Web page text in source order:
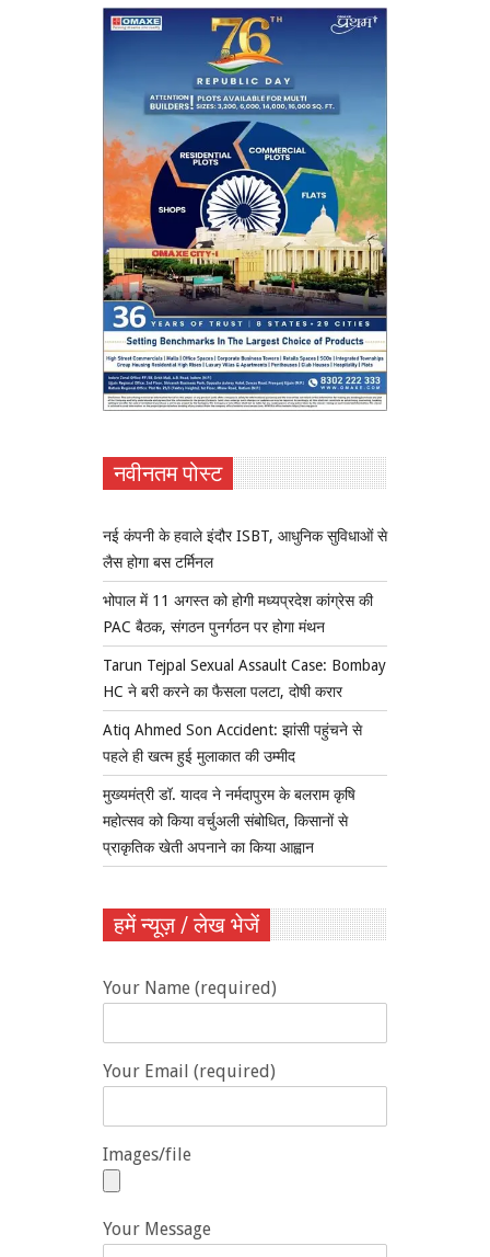
नवीनतम पोस्ट
नई कंपनी के हवाले इंदौर ISBT, आधुनिक सुविधाओं से
लैस होगा बस टर्मिनल
भोपाल में 11 अगस्त को होगी मध्यप्रदेश कांग्रेस की
PAC बैठक, संगठन पुनर्गठन पर होगा मंथन
Tarun Tejpal Sexual Assault Case: Bombay
HC ने बरी करने का फैसला पलटा, दोषी करार
Atiq Ahmed Son Accident: झांसी पहुंचने से
पहले ही खत्म हुई मुलाकात की उम्मीद
मुख्यमंत्री डॉ. यादव ने नर्मदापुरम के बलराम कृषि
महोत्सव को किया वर्चुअली संबोधित, किसानों से
प्राकृतिक खेती अपनाने का किया आह्वान
हमें न्यूज़ / लेख भेजें
Your Name (required)
Your Email (required)
Images/file
Your Message